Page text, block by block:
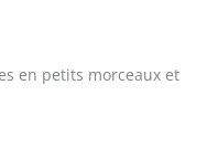
en petits morceaux et